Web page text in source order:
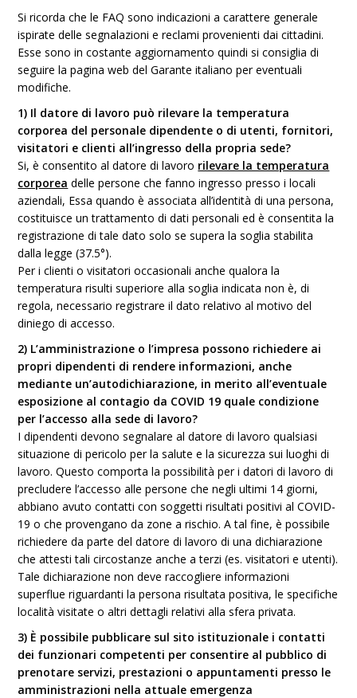
Si ricorda che le FAQ sono indicazioni a carattere generale
ispirate delle segnalazioni e reclami provenienti dai cittadini.
Esse sono in costante aggiornamento quindi si consiglia di
seguire la pagina web del Garante italiano per eventuali
modifiche.
1) Il datore di lavoro può rilevare la temperatura
corporea del personale dipendente o di utenti, fornitori,
visitatori e clienti all’ingresso della propria sede?
Si, è consentito al datore di lavoro rilevare la temperatura
corporea delle persone che fanno ingresso presso i locali
aziendali, Essa quando è associata all’identità di una persona,
costituisce un trattamento di dati personali ed è consentita la
registrazione di tale dato solo se supera la soglia stabilita
dalla legge (37.5°).
Per i clienti o visitatori occasionali anche qualora la
temperatura risulti superiore alla soglia indicata non è, di
regola, necessario registrare il dato relativo al motivo del
diniego di accesso.
2) L’amministrazione o l’impresa possono richiedere ai
propri dipendenti di rendere informazioni, anche
mediante un’autodichiarazione, in merito all’eventuale
esposizione al contagio da COVID 19 quale condizione
per l’accesso alla sede di lavoro?
I dipendenti devono segnalare al datore di lavoro qualsiasi
situazione di pericolo per la salute e la sicurezza sui luoghi di
lavoro. Questo comporta la possibilità per i datori di lavoro di
precludere l’accesso alle persone che negli ultimi 14 giorni,
abbiano avuto contatti con soggetti risultati positivi al COVID-
19 o che provengano da zone a rischio. A tal fine, è possibile
richiedere da parte del datore di lavoro di una dichiarazione
che attesti tali circostanze anche a terzi (es. visitatori e utenti).
Tale dichiarazione non deve raccogliere informazioni
superflue riguardanti la persona risultata positiva, le specifiche
località visitate o altri dettagli relativi alla sfera privata.
3) È possibile pubblicare sul sito istituzionale i contatti
dei funzionari competenti per consentire al pubblico di
prenotare servizi, prestazioni o appuntamenti presso le
amministrazioni nella attuale emergenza